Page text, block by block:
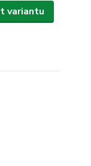
variantu